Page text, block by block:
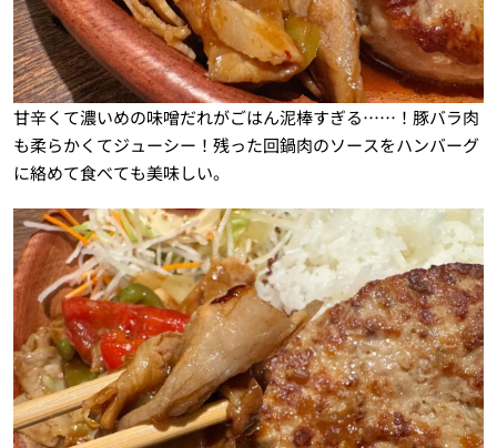
甘辛くて濃いめの味噌だれがごはん泥棒すぎる……！豚バラ肉
も柔らかくてジューシー！残った回鍋肉のソースをハンバーグ
に絡めて食べても美味しい。